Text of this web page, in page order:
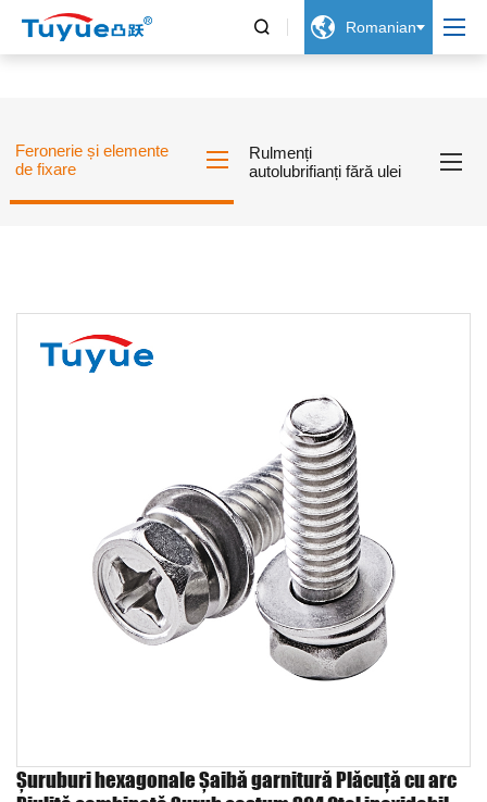
  Romanian
Feronerie și elemente
de fixare
Rulmenți
autolubrifianți fără ulei
Șuruburi hexagonale Șaibă garnitură Plăcuță cu arc